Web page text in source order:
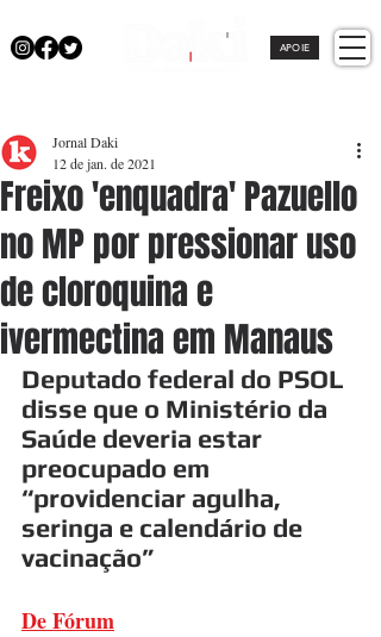
APOIE
Freixo 'enquadra' Pazuello
no MP por pressionar uso
de cloroquina e
ivermectina em Manaus
Jornal Daki
12 de jan. de 2021
Deputado federal do PSOL
disse que o Ministério da
Saúde deveria estar
preocupado em
“providenciar agulha,
seringa e calendário de
vacinação”
De Fórum